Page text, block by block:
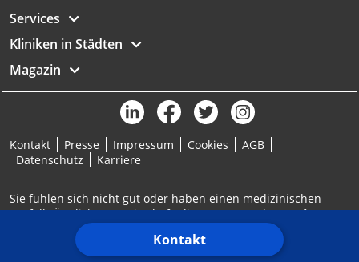
Kontakt
Services
Kliniken in Städten
Magazin
Kontakt Presse Impressum Cookies
AGB
Datenschutz
Karriere
Sie fühlen sich nicht gut oder haben einen medizinischen
Notfall? Ärztlicher Bereitschaftsdienst: 116117 | Notruf: 112